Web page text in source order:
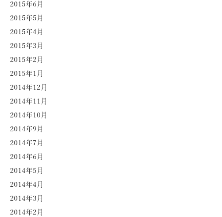
2015年6月
2015年5月
2015年4月
2015年3月
2015年2月
2015年1月
2014年12月
2014年11月
2014年10月
2014年9月
2014年7月
2014年6月
2014年5月
2014年4月
2014年3月
2014年2月